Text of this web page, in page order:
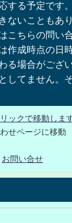
する予定です
ないこともあ
こちらの問い
作成時点の日
る場合がござ
してません。
ックで移動しま
せページに移動
お問い合せ